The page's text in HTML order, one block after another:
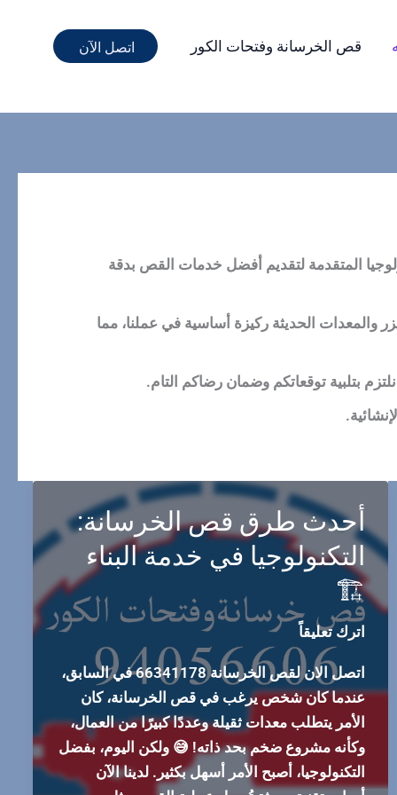
قص الخرسانة وفتحات الكور اتصل الآن
المتقدمة لتقديم أفضل خدمات القص بدقة
والمعدات الحديثة ركيزة أساسية في عملنا، مما
بتلبية توقعاتكم وضمان رضاكم التام.
أحدث طرق قص الخرسانة:
التكنولوجيا في خدمة البناء
🏗️
اترك تعليقاً
اتصل الان لقص الخرسانة 66341178 في السابق،
عندما كان شخص يرغب في قص الخرسانة، كان
الأمر يتطلب معدات ثقيلة وعددًا كبيرًا من العمال،
وكأنه مشروع ضخم بحد ذاته! 😅 ولكن اليوم، بفضل
التكنولوجيا، أصبح الأمر أسهل بكثير. لدينا الآن